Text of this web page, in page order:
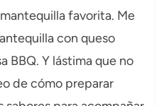
favorita. Me
con queso
BBQ. Y lástima que no
de cómo preparar